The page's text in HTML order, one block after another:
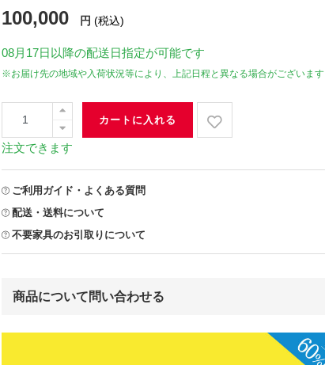
100,000 円 (税込)
08月17日 以降の配送日指定が可能です
※お届け先の地域や入荷状況等により、上記日程と異なる場合がございます
カートに入れる
注文できます
ご利用ガイド・よくある質問
配送・送料について
不要家具のお引取りについて
商品について問い合わせる